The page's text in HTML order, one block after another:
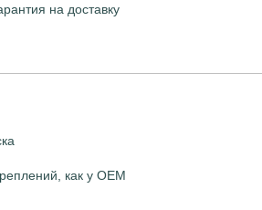
на доставку
как у OEM